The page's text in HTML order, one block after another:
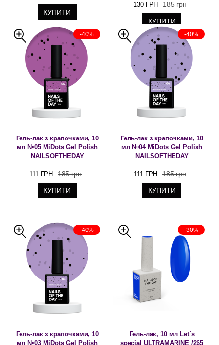
КУПИТИ
130 ГРН 185 грн
КУПИТИ
-40%
Гель-лак з крапочками, 10
мл №05 MiDots Gel Polish
NAILSOFTHEDAY
111 ГРН 185 грн
КУПИТИ
-40%
Гель-лак з крапочками, 10
мл №04 MiDots Gel Polish
NAILSOFTHEDAY
111 ГРН 185 грн
КУПИТИ
-40%
Гель-лак з крапочками, 10
мл №03 MiDots Gel Polish
-30%
Гель-лак, 10 мл Let`s
special ULTRAMARINE /265